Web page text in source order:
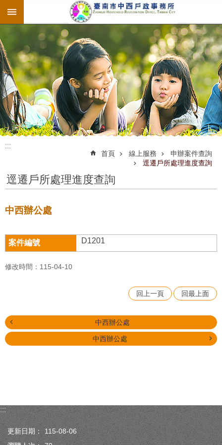
跳到主要內容區塊
:::
:::
首頁 線上服務
申辦案件查詢
逕遷戶所處理進度查詢
逕遷戶所處理進度查詢
中西辦公處
D1201
修改時間：115-04-10
回上一頁 回最上面
中西辦公處
中西辦公處
:::
更新日期：
115-08-06